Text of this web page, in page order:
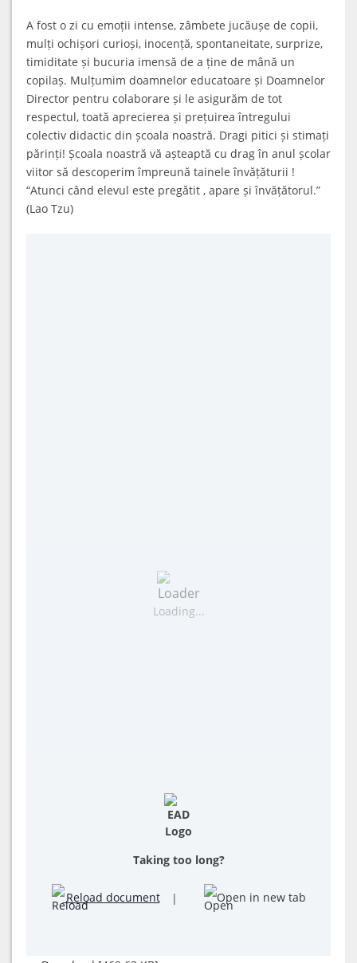
A fost o zi cu emoții intense, zâmbete jucăușe de copii,
mulți ochișori curioși, inocență, spontaneitate, surprize,
timiditate și bucuria imensă de a ține de mână un
copilaș. Mulțumim doamnelor educatoare și Doamnelor
Director pentru colaborare și le asigurăm de tot
respectul, toată aprecierea și prețuirea întregului
colectiv didactic din școala noastră. Dragi pitici și stimați
părinți! Școala noastră vă așteaptă cu drag în anul școlar
viitor să descoperim împreună tainele învățăturii !
“Atunci când elevul este pregătit , apare și învățătorul.”
(Lao Tzu)
Loading...
Taking too long?
Reload document | Open in new tab